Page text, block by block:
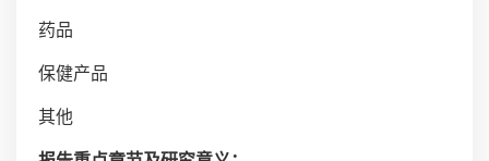
药品
保健产品
其他